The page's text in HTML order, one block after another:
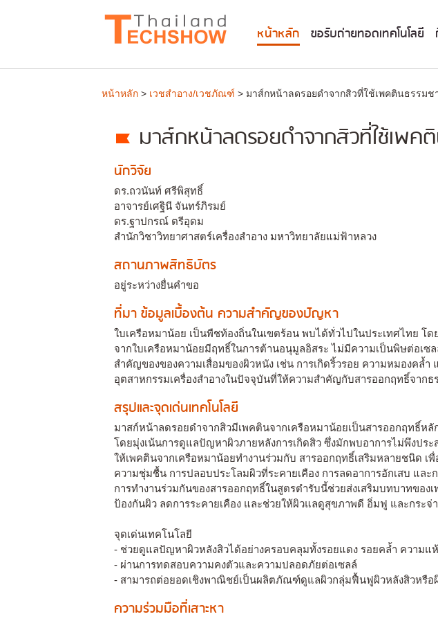
หน้าหลัก ขอรับถ่ายทอดเทคโนโลยี
หน้าหลัก > เวชสำอาง/เวชภัณฑ์ > มาส์กหน้าลดรอยดำจากสิวที่ใช้เพคตินธรรมช
มาส์กหน้าลดรอยดำจากสิวที่ใช้เพค
นักวิจัย
ดร.ถวนันท์ ศรีพิสุทธิ์
อาจารย์เศฐินี จันทร์ภิรมย์
ดร.ฐาปกรณ์ ตรีอุดม
สำนักวิชาวิทยาศาสตร์เครื่องสำอาง มหาวิทยาลัยแม่ฟ้าหลวง
สถานภาพสิทธิบัตร
อยู่ระหว่างยื่นคำขอ
ที่มา ข้อมูลเบื้องต้น ความสำคัญของปัญหา
ใบเครือหมาน้อย เป็นพืชท้องถิ่นในเขตร้อน พบได้ทั่วไปในประเทศไทย โ
จากใบเครือหมาน้อยมีฤทธิ์ในการต้านอนุมูลอิสระ ไม่มีความเป็นพิษต่อเซ
สำคัญของของความเสื่อมของผิวหนัง เช่น การเกิดริ้วรอย ความหมองค
อุตสาหกรรมเครื่องสำอางในปัจจุบันที่ให้ความสำคัญกับสารออกฤทธิ์จา
สรุปและจุดเด่นเทคโนโลยี
มาสก์หน้าลดรอยดำจากสิวมีเพคตินจากเครือหมาน้อยเป็นสารออกฤทธิ์
โดยมุ่งเน้นการดูแลปัญหาผิวภายหลังการเกิดสิว ซึ่งมักพบอาการไม่พึงปร
ให้เพคตินจากเครือหมาน้อยทำงานร่วมกับ สารออกฤทธิ์เสริมหลายชนิด
ความชุ่มชื้น การปลอบประโลมผิวที่ระคายเคือง การลดอาการอักเสบ และ
การทำงานร่วมกันของสารออกฤทธิ์ในสูตรตำรับนี้ช่วยส่งเสริมบทบาทของ
ป้องกันผิว ลดการระคายเคือง และช่วยให้ผิวแลดูสุขภาพดี อิ่มฟู และกระจ่
จุดเด่นเทคโนโลยี
- ช่วยดูแลปัญหาผิวหลังสิวได้อย่างครอบคลุมทั้งรอยแดง รอยคล้ำ ความแห้
- ผ่านการทดสอบความคงตัวและความปลอดภัยต่อเซลล์
- สามารถต่อยอดเชิงพาณิชย์เป็นผลิตภัณฑ์ดูแลผิวกลุ่มฟื้นฟูผิวหลังสิวหรือ
ความร่วมมือที่เสาะหา